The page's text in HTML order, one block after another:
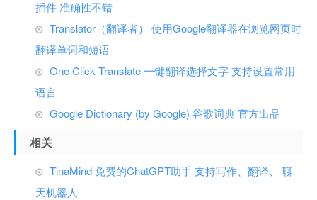
插件 准确性不错
Translator（翻译者） 使用Google翻译器在浏览网页时
翻译单词和短语
One Click Translate 一键翻译选择文字 支持设置常用
语言
Google Dictionary (by Google) 谷歌词典 官方出品
相关
TinaMind 免费的ChatGPT助手 支持写作、翻译、 聊
天机器人